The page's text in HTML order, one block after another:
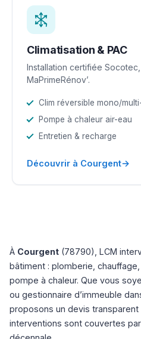
Climatisation & PAC
Installation certifiée
MaPrimeRénov’.
Clim réversible mono/
Pompe à chaleur air-eau
Entretien & recharge
Découvrir à Courgent→
À Courgent (78790), LCM
bâtiment : plomberie,
pompe à chaleur. Que vous
ou gestionnaire d’immeuble
proposons un devis
interventions sont couvertes